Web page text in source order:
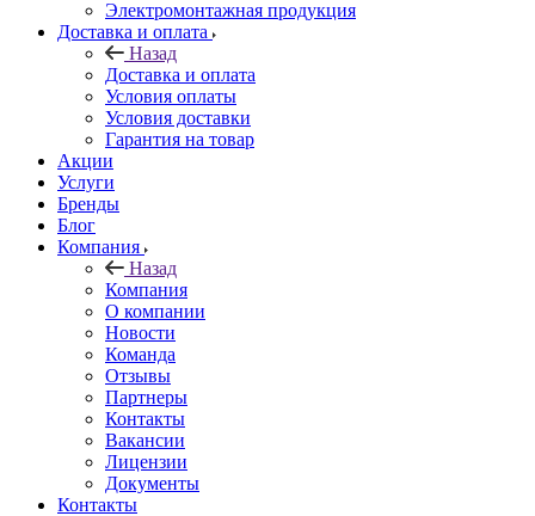
Электромонтажная продукция
Доставка и оплата
Назад
Доставка и оплата
Условия оплаты
Условия доставки
Гарантия на товар
Акции
Услуги
Бренды
Блог
Компания
Назад
Компания
О компании
Новости
Команда
Отзывы
Партнеры
Контакты
Вакансии
Лицензии
Документы
Контакты